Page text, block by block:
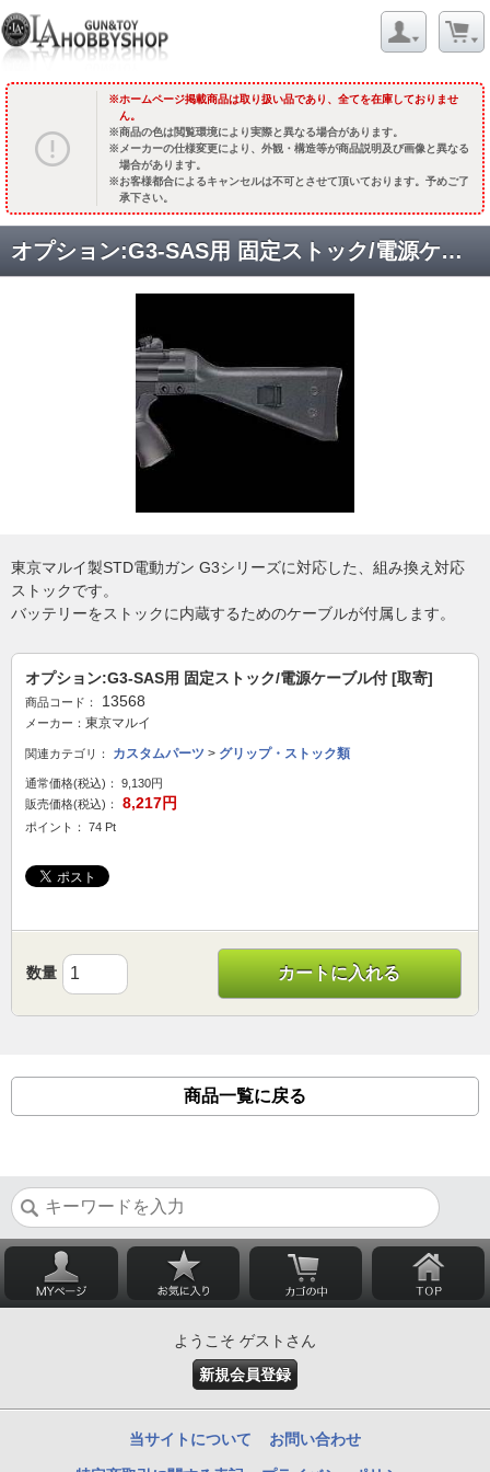
ホームページ掲載商品は取り扱い品であり、全てを在庫しておりませ
ん。
商品の色は閲覧環境により実際と異なる場合があります。
メーカーの仕様変更により、外観・構造等が商品説明及び画像と異なる
場合があります。
お客様都合によるキャンセルは不可とさせて頂いております。予めご了
承下さい。
オプション:G3-SAS用 固定ストック/電源ケーブル付 [取寄]
東京マルイ製STD電動ガン G3シリーズに対応した、組み換え対応
ストックです。
バッテリーをストックに内蔵するためのケーブルが付属します。
オプション:G3-SAS用 固定ストック/電源ケーブル付 [取寄]
商品コード： 13568
メーカー： 東京マルイ
関連カテゴリ： カスタムパーツ > グリップ・ストック類
通常価格(税込)：
9,130円
販売価格(税込)：
8,217円
ポイント： 74 Pt
数量 カートに入れる
商品一覧に戻る
ようこそ ゲストさん
新規会員登録
当サイトについて お問い合わせ